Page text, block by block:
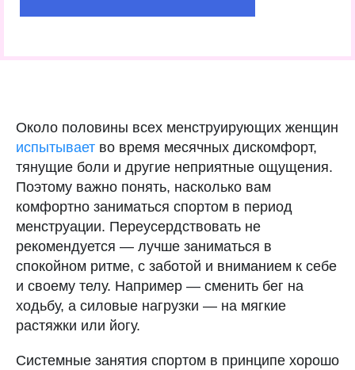
Около половины всех менструирующих женщин
испытывает во время месячных дискомфорт,
тянущие боли и другие неприятные ощущения.
Поэтому важно понять, насколько вам
комфортно заниматься спортом в период
менструации. Переусердствовать не
рекомендуется — лучше заниматься в
спокойном ритме, с заботой и вниманием к себе
и своему телу. Например — сменить бег на
ходьбу, а силовые нагрузки — на мягкие
растяжки или йогу.
Системные занятия спортом в принципе хорошо